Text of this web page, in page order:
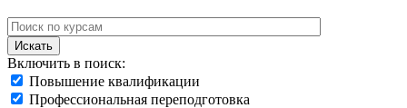
Искать
Включить в поиск:
Повышение квалификации
Профессиональная переподготовка